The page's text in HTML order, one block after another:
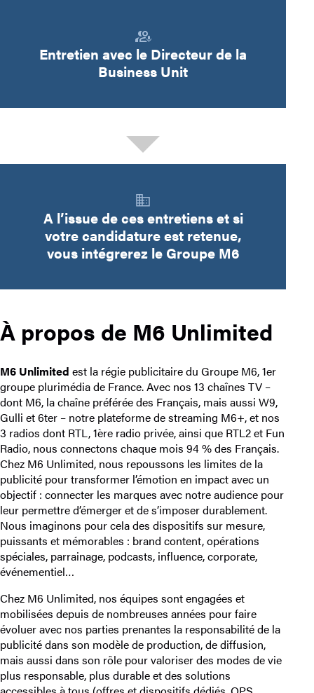
Entretien avec le Directeur de la
Business Unit
A l’issue de ces entretiens et si
votre candidature est retenue,
vous intégrerez le Groupe M6
À propos de M6 Unlimited
M6 Unlimited est la régie publicitaire du Groupe M6, 1er
groupe plurimédia de France. Avec nos 13 chaînes TV –
dont M6, la chaîne préférée des Français, mais aussi W9,
Gulli et 6ter – notre plateforme de streaming M6+, et nos
3 radios dont RTL, 1ère radio privée, ainsi que RTL2 et Fun
Radio, nous connectons chaque mois 94 % des Français.
Chez M6 Unlimited, nous repoussons les limites de la
publicité pour transformer l’émotion en impact avec un
objectif : connecter les marques avec notre audience pour
leur permettre d’émerger et de s’imposer durablement.
Nous imaginons pour cela des dispositifs sur mesure,
puissants et mémorables : brand content, opérations
spéciales, parrainage, podcasts, influence, corporate,
événementiel…
Chez M6 Unlimited, nos équipes sont engagées et
mobilisées depuis de nombreuses années pour faire
évoluer avec nos parties prenantes la responsabilité de la
publicité dans son modèle de production, de diffusion,
mais aussi dans son rôle pour valoriser des modes de vie
plus responsable, plus durable et des solutions